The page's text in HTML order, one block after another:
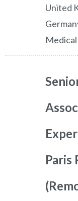
United
Paris